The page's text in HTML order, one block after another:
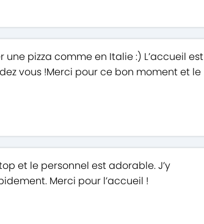
pizza comme en Italie :) L’accueil est
vous !Merci pour ce bon moment et le
et le personnel est adorable. J’y
Merci pour l’accueil !